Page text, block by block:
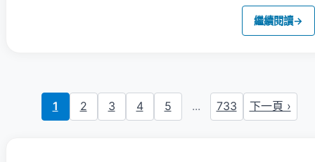
繼續閱讀→
1 2 3 4 5 ... 733 下一頁 ›